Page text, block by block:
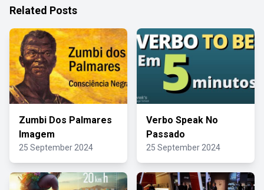
Related Posts
Zumbi Dos Palmares
Imagem
25 September 2024
Verbo Speak No
Passado
25 September 2024